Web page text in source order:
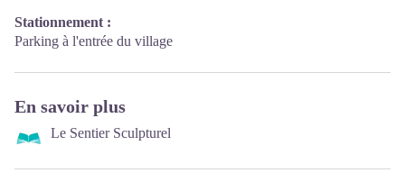
Stationnement :
Parking à l'entrée du village
En savoir plus
Le Sentier Sculpturel